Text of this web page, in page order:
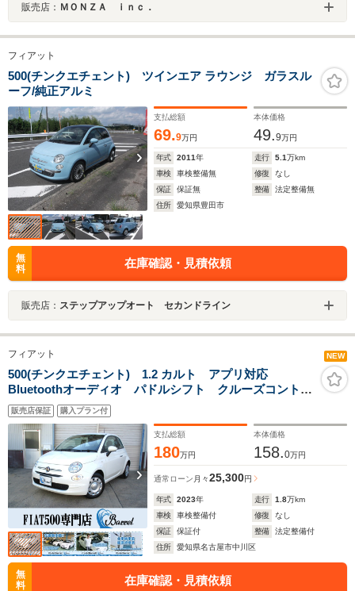
販売店： ＭＯＮＺＡ ｉｎｃ．
フィアット
500(チンクエチェント) ツインエア ラウンジ ガラスル
ーフ/純正アルミ
支払総額
69.9万円
本体価格
49.9万円
年式 2011年 走行 5.1万km
車検
車検整備無 修復
なし
保証
保証無 整備
法定整備無
住所
愛知県豊田市
無
料
在庫確認・見積依頼
販売店： ステップアップオート セカンドライン
フィアット NEW
500(チンクエチェント) 1.2 カルト アプリ対応
Bluetoothオーディオ パドルシフト クルーズコントロ
ール スピードリミッター 前後ドライブレコーダー
ETC
販売店保証 購入プラン付
支払総額
180万円
本体価格
158.0万円
通常ローン 月々25,300円
年式 2023年 走行 1.8万km
車検
車検整備付 修復
なし
保証
保証付 整備
法定整備付
住所
愛知県名古屋市中川区
無
料
在庫確認・見積依頼